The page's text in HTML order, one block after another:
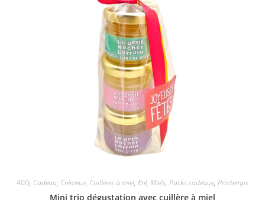
40G, Cadeau, Crémeux, Cuillères à miel, Eté, Miels, Packs cadeaux, Printemps
Mini trio dégustation avec cuillère à miel